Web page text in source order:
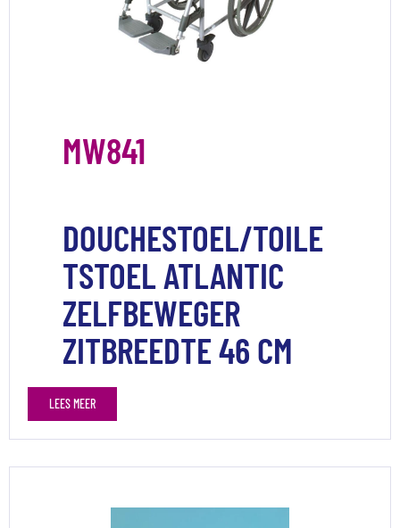
MW841
DOUCHESTOEL/TOILE
TSTOEL ATLANTIC
ZELFBEWEGER
ZITBREEDTE 46 CM
LEES MEER